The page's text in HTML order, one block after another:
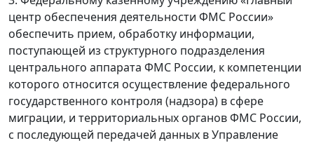
центр обеспечения деятельности ФМС России»
обеспечить прием, обработку информации,
поступающей из структурного подразделения
центрального аппарата ФМС России, к компетенции
которого относится осуществление федерального
государственного контроля (надзора) в сфере
миграции, и территориальных органов ФМС России,
с последующей передачей данных в Управление